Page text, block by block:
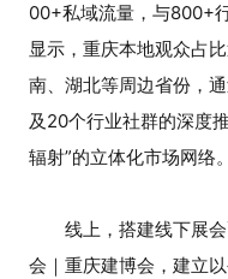
00+私域流量，与800+
显示，重庆本地观众占
南、湖北等周边省份，
及20个行业社群的深度
辐射”的立体化市场网络。
线上，搭建线下展
会｜重庆建博会，建立